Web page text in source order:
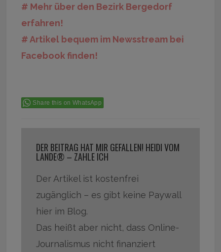
# Mehr über den Bezirk Bergedorf
erfahren!
# Artikel bequem im Newsstream bei
Facebook finden!
Share this on WhatsApp
DER BEITRAG HAT MIR GEFALLEN! HEIDI VOM
LANDE® – ZAHLE ICH
Der Artikel ist kostenfrei
zugänglich – es gibt keine Paywall
hier im Blog.
Das heißt aber nicht, dass Online-
Journalismus nicht finanziert